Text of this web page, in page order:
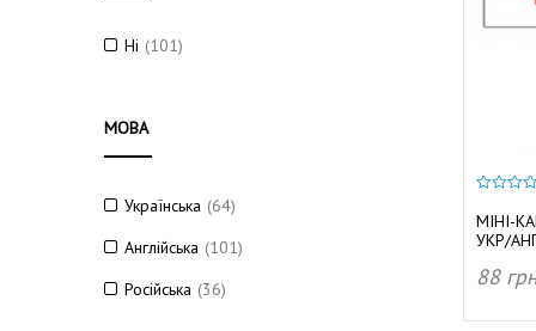
з
5
МІНІ-
УКР/
88
Ні (101)
МОВА
Українська (64)
Англійська (101)
Російська (36)